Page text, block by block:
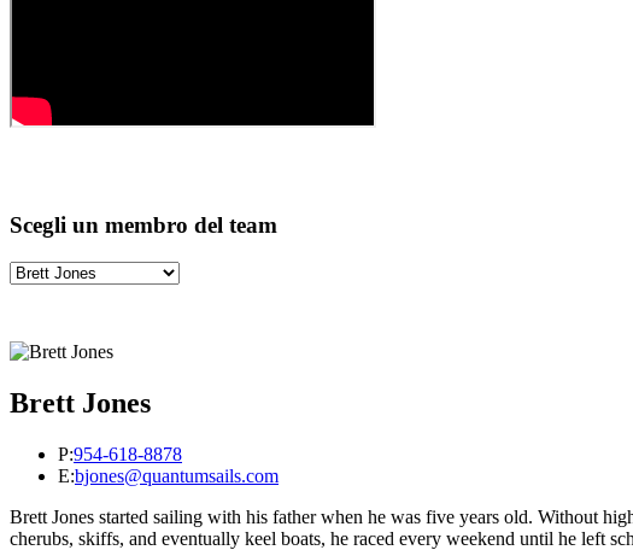
Scegli un membro del team
Brett Jones
P:954-618-8878
E:bjones@quantumsails.com
Brett Jones started sailing with his father when he was five years old. Without
cherubs, skiffs, and eventually keel boats, he raced every weekend until he left